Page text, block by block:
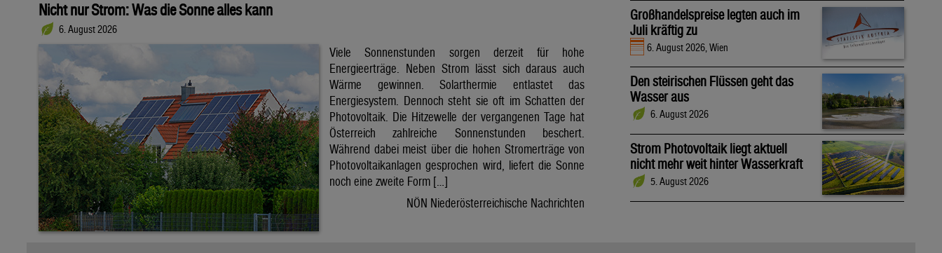
Nicht nur Strom: Was die Sonne alles kann
6. August 2026
Viele Sonnenstunden sorgen derzeit für hohe
Energieerträge. Neben Strom lässt sich daraus auch
Wärme gewinnen. Solarthermie entlastet das
Energiesystem. Dennoch steht sie oft im Schatten der
Photovoltaik. Die Hitzewelle der vergangenen Tage hat
Österreich zahlreiche Sonnenstunden beschert.
Während dabei meist über die hohen Stromerträge von
Photovoltaikanlagen gesprochen wird, liefert die Sonne
noch eine zweite Form […]
NÖN Niederösterreichische Nachrichten
Großhandelspreise legten auch im
Juli kräftig zu
6. August 2026, Wien
Den steirischen Flüssen geht das
Wasser aus
6. August 2026
Strom Photovoltaik liegt aktuell
nicht mehr weit hinter Wasserkraft
5. August 2026